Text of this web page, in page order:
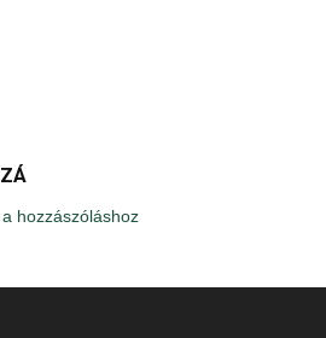
hozzászóláshoz